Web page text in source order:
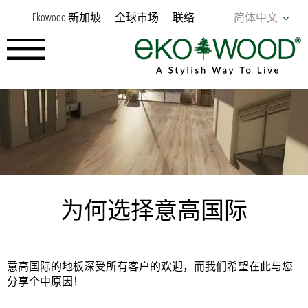
Ekowood 新加坡 全球市场 联络 简体中文
为何选择意高国际
意高国际的地板深受所有客户的欢迎，而我们希望在此与您
分享个中原因！